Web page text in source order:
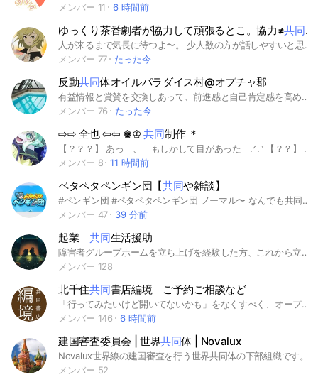
メンバー 11
6 時間前
ゆっくり茶番劇者が協力して頑張るとこ。協力≠共同
人が来るまで気長に待つよ〜。 少人数の方が話しやすいと思う・・・（いつのまにか70人に・・）ここは東方二次創作をメインとする茶番劇投稿者が集まるところ。（共同制作もあり。） 皆でアドバイスや感想を言い合って、高めあって知名度上げていかない？ 主は底辺茶番劇者。多分教えるよりも教わる側！ 鑑賞だけの人や、ゆっくり茶番劇をよく見る人。 作る側じゃなくてももちろんOK！ 「1人で茶番劇を作り始めるのは少し難しい」「1人で編集はなんか寂しい」とか思ったら立ち寄ってみて！ 主はなるべくこのオプを動かすように浮上するよ〜。 もちろん宣伝OK、必ず見に行くよ！ 即抜けもOK、雰囲気が自分に合わなかったら無理せず抜けよう！ 皆が心地よく編集して、高みを目指せる環境を作るよ！ 主.ふじウァラク 副官募集（私がこの人なら任せられるって人にします！ 多分オプチャ人数10人くらいになったら1人追加かな？） #ゆっくり茶番劇 #ゆっくり実況 #東方 #東方二次創作
メンバー 77
たった今
反動共同体オイルパラダイス村@オプチャ郡
有益情報と賞賛を交換しあって、前進感と自己肯定感を高めあう部屋です。質問もOKです。答えてもらったときはお礼をいいましょう。細かいルールはノート欄参照。 https://note.com/tusin_eros/n/ncebbe5982dd6 こちらの達成日記（無料ゾーンに記載）が非常に効果的だったので複数人で拡張した場合さらなる効果が得られるのでは？という社会実験的なオープンチャットです。 2026/04/25 https://x.com/i/communities/1521370903342632962 Twitterコミュニティ あわせて反動共同体オイルパラダイス村との合流を果たしました。コンセプトも共有します。
メンバー 76
たった今
⇨⇨ 全也 ⇦⇦ ♚♔共同制作 ＊
【？？？】 あっ 、 もしかして目があった .ᐟ.ᐣ 【？？】 え 、 まじまじ ｯ .ᐟ.ᐣ 【？】 ちょ 、 落ち着け .ᐟ.ᐣ うるさくてさーせん 、 僕 【🐥】 柊鳴 ルカ 。 別名ひなにいでやらせてもらってるで 【⛩️🔅】 わたしは 小廻 こま ｯ .ᐟ.ᐟ 遊び系ブイチューバーだよ 〜 .ᐟ.ᐟ 【🧸】 わたしは フランドール・スカーレット ｯ .ᐟ.ᐟ フラン ｯ てよく言われるよ .ᐟ さぁて 、あたらｼい人ｶﾞくるｶﾓﾅﾝﾀﾞｼ .... ... あｯ 、 ﾏって 充電 ｶﾞ ｶﾞｶﾞｶﾞｯ 0% 『？？？』 あ 〜 あ 〜 聞こえますでしょうか .ᐣ 『フラン主』 フラン主です ｯ .ᐟ.ᐟ フランちゃん達の充電が切れちゃったみたいなので 、 変わりました 〜 .ᐟ 他の主ちゃんもいるですけどね 、 一旦の代表としてるーる説明をしましょう ｯ .ᐟ.ᐟ かんたんにいうと .ᐟ.ᐟ 即抜け無言抜け荒らしはすんな .ᐟ.ᐟ 掛け持ちはその作品が16人以下だと 、 1人 。 16人以上だと 2人 ♪ 50人以上だと 3人 .ᐟ.ᐟ そして掛け持ち上限は 6人 ｯ .ᐟ.ᐟ ｯ ていう感じです 〜 .ᐟ.ᐟ 詳しく知りたいなら中へ .ᐟ ... ここまできてるってことは入りたいんだよね .ᐣ 悩んでるならぜひぜひ入って 〜 .ᐟ.ᐟ かなりの力作ですし .ᐣ 共同制作ですし .ᐣ よけりゃ入ってくれると嬉しいな 〜 .ᐟ.ᐟ 『るか主』 ...ばれてないよね .ᐣ 『こま主』 ばれてないはずっ .ᐟ.ᐟ えぇっと ... 注意事項として 、 希望伽羅は中で聞きます .ᐟ.ᐟ あと 、 承認は遅くなるかも .ᐣ 『るか主』 あと 、 合言葉は 【共同也はサイコ～！！】 ｯ ていうらしいよ 。 伝えたいのはそれだけ .ᐟ ばいばい 。 ＃全也 ＃共同也 ＃共同制作 ＃東方project ＃東方 ＃mmmr ＃ミリプロ ＃VTuber ＃Vチューバー ＃也 ＃nrkr
メンバー 8
11 時間前
ペタペタペンギン団【共同や雑談】
#ペンギン団 #ペタペタペンギン団 ノーマル〜 なんでも共同しよ！ 雑談でもok 初心者🔰‪大歓迎‼️
メンバー 47
39 分前
起業共同生活援助
障害者グループホームを立ち上げを経験した方、これから立ち上げを検討している方のルームです🤗 #共同生活援助#障害者#グループホーム#起業#立ち上げ＃新規オープン#オープニング
メンバー 128
北千住共同書店編境 ご予約ご相談など
「行ってみたいけど開いてないかも」をなくすべく、オープンチャットをご用意しました。 来店予約を行なって頂くことで、店主や棚主がオープンできる かもしれません。 共同書店編境のオープン日時やご予約、お気軽にお尋ねください。 また、棚主になりたいご相談などもこちらでどうぞ。 #北千住 #本屋 #共同書店
メンバー 146
6 時間前
建国審査委員会 | 世界共同体 | Novalux
Novalux世界線の建国審査を行う世界共同体の下部組織です。
メンバー 52